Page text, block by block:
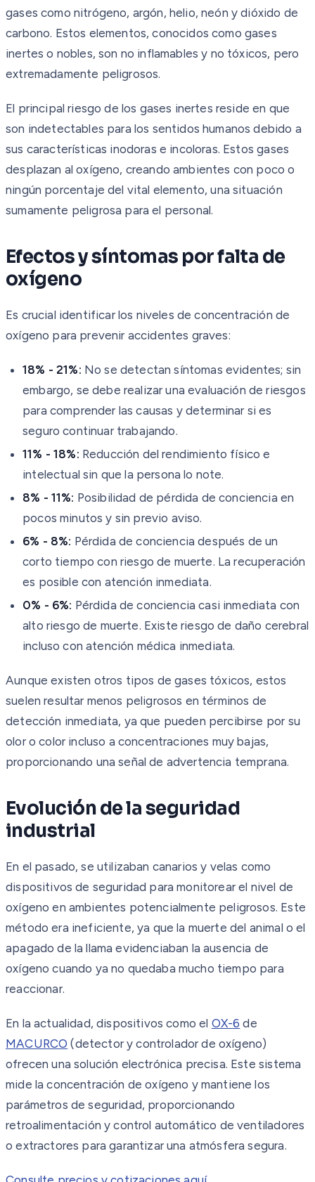
gases como nitrógeno, argón, helio, neón y dióxido de
carbono. Estos elementos, conocidos como gases
inertes o nobles, son no inflamables y no tóxicos, pero
extremadamente peligrosos.
El principal riesgo de los gases inertes reside en que
son indetectables para los sentidos humanos debido a
sus características inodoras e incoloras. Estos gases
desplazan al oxígeno, creando ambientes con poco o
ningún porcentaje del vital elemento, una situación
sumamente peligrosa para el personal.
Efectos y síntomas por falta de
oxígeno
Es crucial identificar los niveles de concentración de
oxígeno para prevenir accidentes graves:
18% - 21%: No se detectan síntomas evidentes; sin
embargo, se debe realizar una evaluación de riesgos
para comprender las causas y determinar si es
seguro continuar trabajando.
11% - 18%: Reducción del rendimiento físico e
intelectual sin que la persona lo note.
8% - 11%: Posibilidad de pérdida de conciencia en
pocos minutos y sin previo aviso.
6% - 8%: Pérdida de conciencia después de un
corto tiempo con riesgo de muerte. La recuperación
es posible con atención inmediata.
0% - 6%: Pérdida de conciencia casi inmediata con
alto riesgo de muerte. Existe riesgo de daño cerebral
incluso con atención médica inmediata.
Aunque existen otros tipos de gases tóxicos, estos
suelen resultar menos peligrosos en términos de
detección inmediata, ya que pueden percibirse por su
olor o color incluso a concentraciones muy bajas,
proporcionando una señal de advertencia temprana.
Evolución de la seguridad
industrial
En el pasado, se utilizaban canarios y velas como
dispositivos de seguridad para monitorear el nivel de
oxígeno en ambientes potencialmente peligrosos. Este
método era ineficiente, ya que la muerte del animal o el
apagado de la llama evidenciaban la ausencia de
oxígeno cuando ya no quedaba mucho tiempo para
reaccionar.
En la actualidad, dispositivos como el OX-6 de
MACURCO (detector y controlador de oxígeno)
ofrecen una solución electrónica precisa. Este sistema
mide la concentración de oxígeno y mantiene los
parámetros de seguridad, proporcionando
retroalimentación y control automático de ventiladores
o extractores para garantizar una atmósfera segura.